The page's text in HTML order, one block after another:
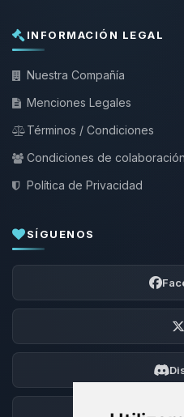
INFORMACIÓN LEGAL
Nuestra Compañía
Menciones Legales
Términos / Condiciones
Condiciones de colaboración
Política de Privacidad
SÍGUENOS